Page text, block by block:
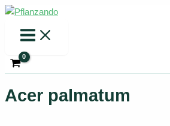
Zum
springen
Acer palmatum